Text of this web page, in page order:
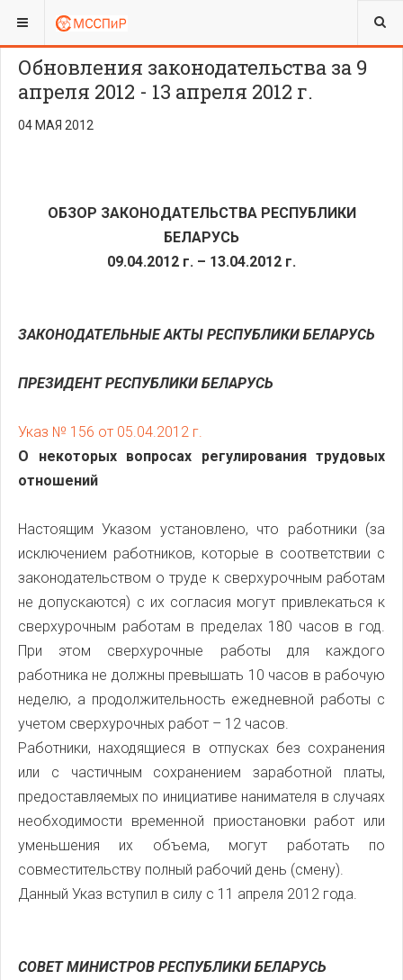
ВЫ ЗДЕСЬ:
Обновления законодательства за 9
апреля 2012 - 13 апреля 2012 г.
04 МАЯ 2012
ОБЗОР ЗАКОНОДАТЕЛЬСТВА РЕСПУБЛИКИ
БЕЛАРУСЬ
09.04.2012 г. – 13.04.2012 г.
ЗАКОНОДАТЕЛЬНЫЕ АКТЫ РЕСПУБЛИКИ БЕЛАРУСЬ
ПРЕЗИДЕНТ РЕСПУБЛИКИ БЕЛАРУСЬ
Указ № 156 от 05.04.2012 г.
О некоторых вопросах регулирования трудовых
отношений
Настоящим Указом установлено, что работники (за
исключением работников, которые в соответствии с
законодательством о труде к сверхурочным работам
не допускаются) с их согласия могут привлекаться к
сверхурочным работам в пределах 180 часов в год.
При этом сверхурочные работы для каждого
работника не должны превышать 10 часов в рабочую
неделю, а продолжительность ежедневной работы с
учетом сверхурочных работ – 12 часов.
Работники, находящиеся в отпусках без сохранения
или с частичным сохранением заработной платы,
предоставляемых по инициативе нанимателя в случаях
необходимости временной приостановки работ или
уменьшения их объема, могут работать по
совместительству полный рабочий день (смену).
Данный Указ вступил в силу с 11 апреля 2012 года.
СОВЕТ МИНИСТРОВ РЕСПУБЛИКИ БЕЛАРУСЬ